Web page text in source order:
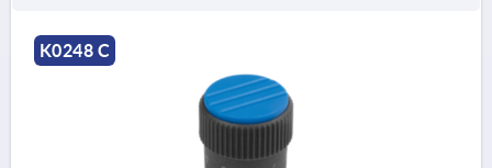
K0248 C